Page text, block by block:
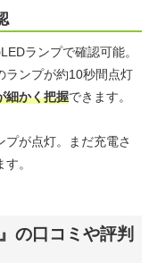
ランプで確認可能。
ランプが約10秒間点灯
細かく把握できます。
が点灯。まだ充電さ
。
の口コミや評判